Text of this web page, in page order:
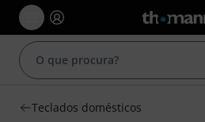
Teclados domésticos